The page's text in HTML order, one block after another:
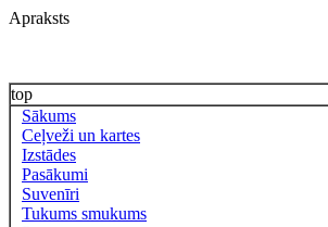
Apraksts
top
Sākums
Ceļveži un kartes
Izstādes
Pasākumi
Suvenīri
Tukums smukums